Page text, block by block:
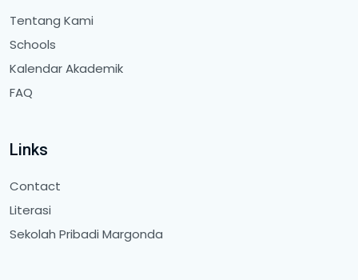
Tentang Kami
Schools
Kalendar Akademik
FAQ
Links
Contact
Literasi
Sekolah Pribadi Margonda